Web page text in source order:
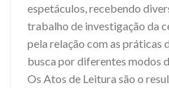
espetáculos, recebendo
trabalho de investigação da
pela relação com as práticas
busca por diferentes modos
Os Atos de Leitura são o